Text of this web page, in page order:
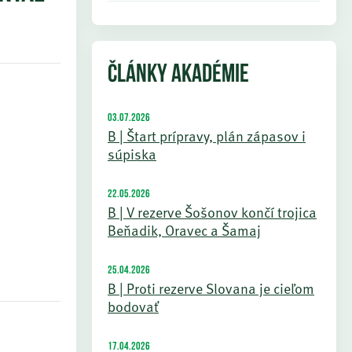
ČLÁNKY AKADÉMIE
03.07.2026
B | Štart prípravy, plán zápasov i
súpiska
22.05.2026
B | V rezerve Šošonov končí trojica
Beňadik, Oravec a Šamaj
25.04.2026
B | Proti rezerve Slovana je cieľom
bodovať
17.04.2026